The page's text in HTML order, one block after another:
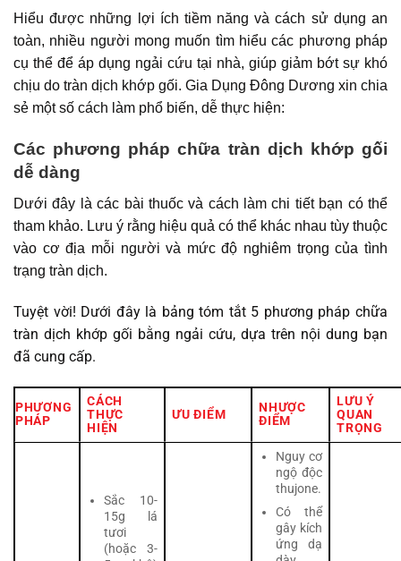
Hiểu được những lợi ích tiềm năng và cách sử dụng an
toàn, nhiều người mong muốn tìm hiểu các phương pháp
cụ thể để áp dụng ngải cứu tại nhà, giúp giảm bớt sự khó
chịu do tràn dịch khớp gối. Gia Dụng Đông Dương xin chia
sẻ một số cách làm phổ biến, dễ thực hiện:
Các phương pháp chữa tràn dịch khớp gối
dễ dàng
Dưới đây là các bài thuốc và cách làm chi tiết bạn có thể
tham khảo. Lưu ý rằng hiệu quả có thể khác nhau tùy thuộc
vào cơ địa mỗi người và mức độ nghiêm trọng của tình
trạng tràn dịch.
Tuyệt vời! Dưới đây là bảng tóm tắt 5 phương pháp chữa
tràn dịch khớp gối bằng ngải cứu, dựa trên nội dung bạn
đã cung cấp.
PHƯƠNG
PHÁP
CÁCH
THỰC
HIỆN
ƯU ĐIỂM
NHƯỢC
ĐIỂM
LƯU Ý
QUAN
TRỌNG
Sắc 10-
15g lá
tươi
(hoặc 3-
Nguy cơ
ngộ độc
thujone.
Có thể
gây kích
ứng dạ